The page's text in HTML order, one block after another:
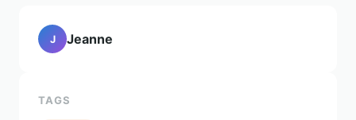
J Jeanne
TAGS